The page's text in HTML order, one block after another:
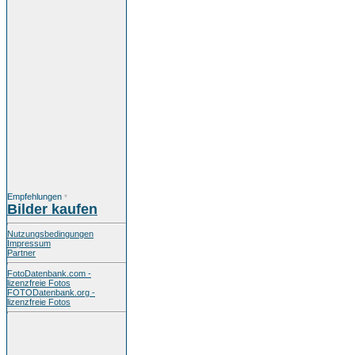
Empfehlungen *
Bilder kaufen
Nutzungsbedingungen
Impressum
Partner
FotoDatenbank.com -
lizenzfreie Fotos
FOTODatenbank.org -
lizenzfreie Fotos